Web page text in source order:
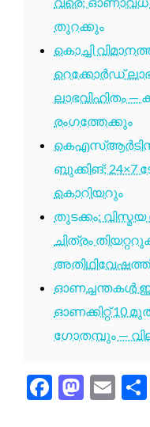
തുറക്കും
കൊച്ചി
റെക്കോർഡ്
ലാഭവിഹിതം
രംഗത്തേക്കും
ബുക്കിങ്; 24×7
കൊറിയറും
തുടക്കം:
ചിത്രം
ഓണച്ചന്തകൾ
ഓണക്കിറ്റ് 10
ഗോതമ്പും —
Facebook